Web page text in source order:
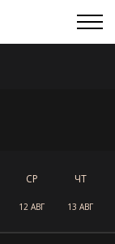
СР
12 АВГ
ЧТ
13 АВГ